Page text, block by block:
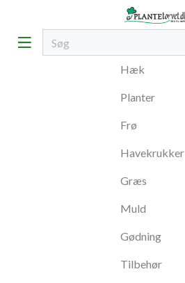
Hæk
Planter
Frø
Havekrukker
Græs
Muld
Gødning
Tilbehør